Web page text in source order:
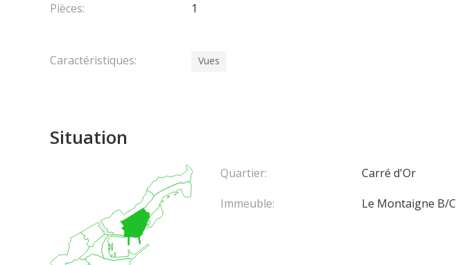
Pièces:
1
Caractéristiques: Vues
Situation
Quartier:
Carré d'Or
Immeuble:
Le Montaigne B/C